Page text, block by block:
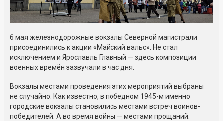
6 мая железнодорожные вокзалы Северной магистрали
присоединились к акции «Майский вальс». Не стал
исключением и Ярославль Главный — здесь композиции
военных времён зазвучали в час дня.
Вокзалы местами проведения этих мероприятий выбраны
не случайно. Как известно, в победном 1945-м именно
городские вокзалы становились местами встреч воинов-
победителей. А во время войны — местами прощаний.